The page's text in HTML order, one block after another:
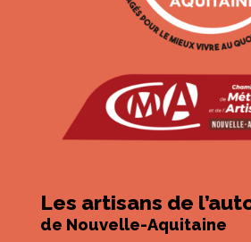
Les artisans de
de Nouvelle-Aquitaine